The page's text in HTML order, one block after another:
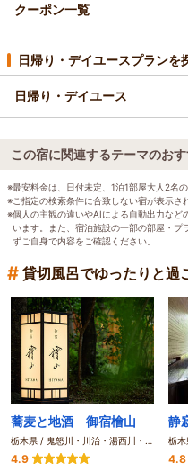
クーポン一覧
日帰り・デイユースプランを
日帰り・デイユース
この宿に関連するテーマのお
※最安料金は、日付未定、1泊1部屋大人2名の
※ご指定の検索条件に合致しない宿が表示さ
※個人の主観の違いやAIによる自動出力など
います。また、宿泊施設の一部の部屋・
ずご自身で内容をご確認ください。
# 貸切風呂でゆったりと過
蕎麦と地酒 御宿檜山
栃木県 / 鬼怒川・川治・湯西川・川俣
4.9 4.8